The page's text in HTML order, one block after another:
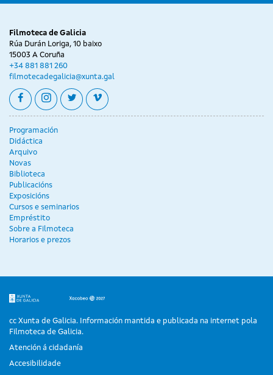
Filmoteca de Galicia
Rúa Durán Loriga, 10 baixo
15003 A Coruña
+34 881 881 260
filmotecadegalicia@xunta.gal
facebookinstagram
twittervimeo
Programación
Didáctica
Arquivo
Novas
Biblioteca
Publicacións
Exposicións
Cursos e seminarios
Empréstito
Sobre a Filmoteca
Horarios e prezos
cc Xunta de Galicia. Información mantida e publicada na internet pola
Filmoteca de Galicia.
Atención á cidadanía
Accesibilidade